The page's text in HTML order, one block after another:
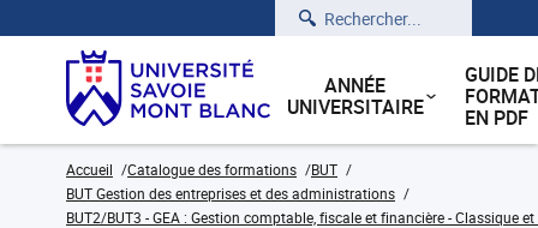
Rechercher
ANNÉE
UNIVERSITAIRE
GUIDE
EN PDF
Accueil Catalogue des formations
BUT
BUT Gestion des entreprises et des administrations
BUT2/BUT3 - GEA : Gestion comptable, fiscale et financière - Classique